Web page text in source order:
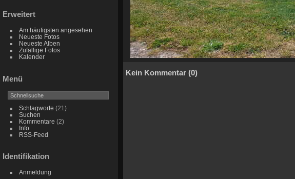
Erweitert
Am häufigsten angesehen
Neueste Fotos
Neueste Alben
Zufällige Fotos
Kalender
Menü
Schlagworte (21)
Suchen
Kommentare (2)
Info
RSS-Feed
Identifikation
Anmeldung
Kein Kommentar (0)